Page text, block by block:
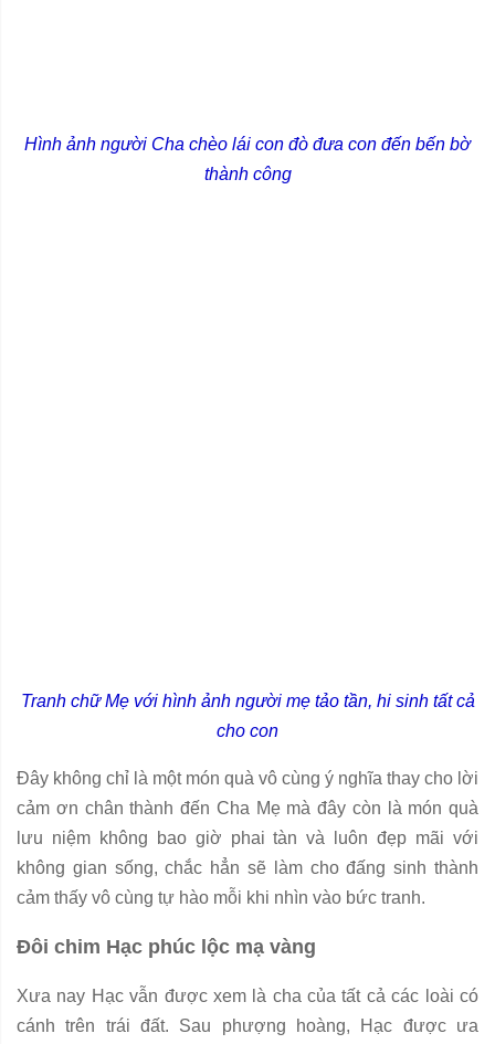
Hình ảnh người Cha chèo lái con đò đưa con đến bến bờ
thành công
Tranh chữ Mẹ với hình ảnh người mẹ tảo tần, hi sinh tất cả
cho con
Đây không chỉ là một món quà vô cùng ý nghĩa thay cho lời
cảm ơn chân thành đến Cha Mẹ mà đây còn là món quà
lưu niệm không bao giờ phai tàn và luôn đẹp mãi với
không gian sống, chắc hẳn sẽ làm cho đấng sinh thành
cảm thấy vô cùng tự hào mỗi khi nhìn vào bức tranh.
Đôi chim Hạc phúc lộc mạ vàng
Xưa nay Hạc vẫn được xem là cha của tất cả các loài có
cánh trên trái đất. Sau phượng hoàng, Hạc được ưa